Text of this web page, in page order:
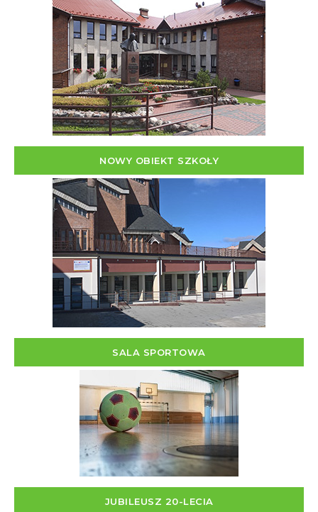
NOWY OBIEKT SZKOŁY
SALA SPORTOWA
JUBILEUSZ 20-LECIA